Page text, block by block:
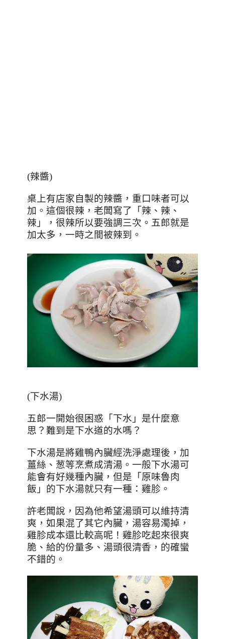
(辣醬)
桌上有店家自製的辣醬，重口味者可以
加。這個很辣，老闆寫了「辣、辣、
辣」，很辣所以要強調三次。五郎就是
加太多，一時之間被辣到。
(下水湯)
五郎一開始很困惑「下水」是什麼意
思？難到是下水道的水嗎？
下水湯是將雞鴨內臟經洗淨處理後，加
薑絲、葱等烹煮成清湯。一般下水湯可
能會有好幾種內臟，但是「原味魯肉
飯」的下水湯就只有一種：雞胗。
許老闆說，因為他希望湯頭可以維持清
爽，如果混了其它內臟，湯容易濁掉，
雞胗成本還比較高呢！雞胗吃起來很爽
脆、給的份量多、湯頭很清香，的確蠻
不錯的。